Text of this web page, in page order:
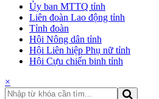
Ủy ban MTTQ tỉnh
Liên đoàn Lao động tỉnh
Tỉnh đoàn
Hội Nông dân tỉnh
Hội Liên hiệp Phụ nữ tỉnh
Hội Cựu chiến binh tỉnh
×